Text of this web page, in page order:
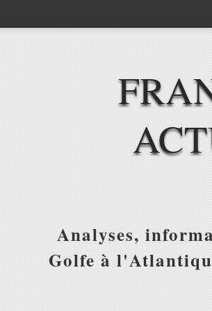
Analyses,
Golfe à